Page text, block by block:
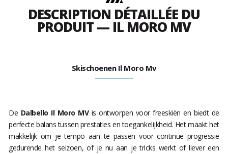
DESCRIPTION DÉTAILLÉE DU
PRODUIT — IL MORO MV
Skischoenen Il Moro Mv
De Dalbello Il Moro MVis ontworpen voor freeskiën en biedt de
perfecte balans tussen prestaties en toegankelijkheid. Het maakt het
makkelijk om je tempo aan te passen voor continue progressie
gedurende het seizoen, of je nu aan je tricks werkt of liever een